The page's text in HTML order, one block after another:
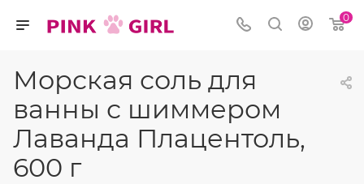
0
Морская соль для
ванны с шиммером
Лаванда Плацентоль,
600 г